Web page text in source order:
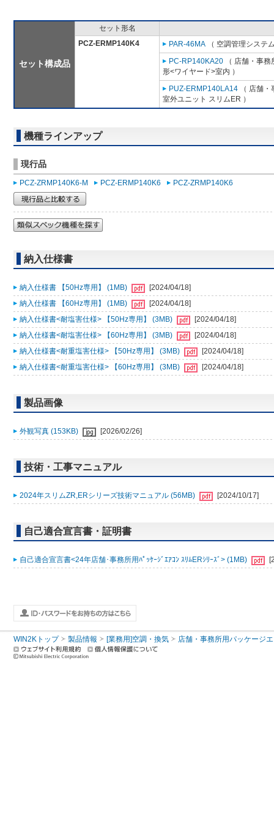
セット構成品
セット形名
PCZ-ERMP140K4
PAR-46MA （ 空調管理システ
PC-RP140KA20 （ 店舗・事
形<ワイヤード>室内 ）
PUZ-ERMP140LA14 （ 店舗
室外ユニット スリムER ）
機種ラインアップ
現行品
PCZ-ZRMP140K6-M PCZ-ERMP140K6 PCZ-ZRMP140K6
納入仕様書
納入仕様書 【50Hz専用】 (1MB)
[2024/04/18]
納入仕様書 【60Hz専用】 (1MB)
[2024/04/18]
納入仕様書<耐塩害仕様> 【50Hz専用】 (3MB)
[2024/04/18]
納入仕様書<耐塩害仕様> 【60Hz専用】 (3MB)
[2024/04/18]
納入仕様書<耐重塩害仕様> 【50Hz専用】 (3MB)
[2024/04/18]
納入仕様書<耐重塩害仕様> 【60Hz専用】 (3MB)
[2024/04/18]
製品画像
外観写真 (153KB) [2026/02/26]
技術・工事マニュアル
2024年スリムZR,ERシリーズ技術マニュアル (56MB) [2024/10/17]
自己適合宣言書・証明書
自己適合宣言書<24年店舗･事務所用ﾊﾟｯｹｰｼﾞｴｱｺﾝ ｽﾘﾑERｼﾘｰｽﾞ> (1MB)
WIN2Kトップ 製品情報 [業務用]空調・換気 店舗・事務所用パッケージ